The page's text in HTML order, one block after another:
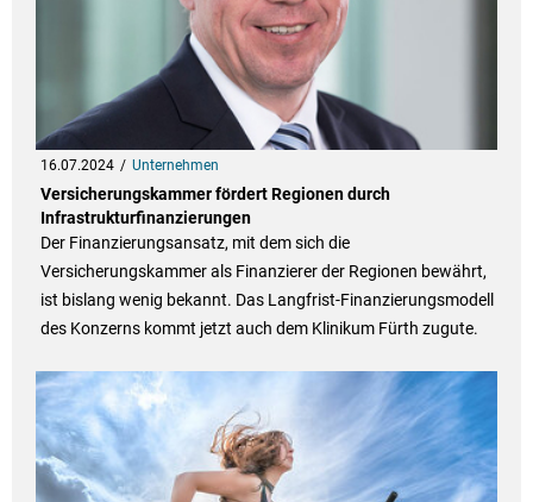
16.07.2024 Unternehmen
Versicherungskammer fördert Regionen durch
Infrastrukturfinanzierungen
Der Finanzierungsansatz, mit dem sich die
Versicherungskammer als Finanzierer der Regionen bewährt,
ist bislang wenig bekannt. Das Langfrist-Finanzierungsmodell
des Konzerns kommt jetzt auch dem Klinikum Fürth zugute.